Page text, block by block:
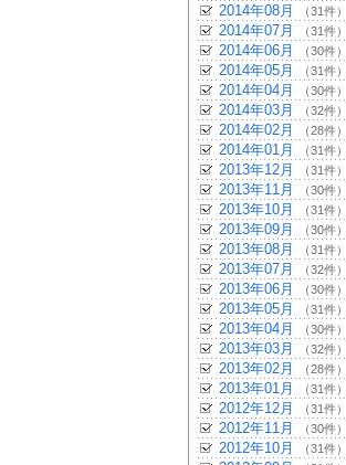
2014年08月 （31件）
2014年07月 （31件）
2014年06月 （30件）
2014年05月 （31件）
2014年04月 （30件）
2014年03月 （32件）
2014年02月 （28件）
2014年01月 （31件）
2013年12月 （31件）
2013年11月 （30件）
2013年10月 （31件）
2013年09月 （30件）
2013年08月 （31件）
2013年07月 （32件）
2013年06月 （30件）
2013年05月 （31件）
2013年04月 （30件）
2013年03月 （32件）
2013年02月 （28件）
2013年01月 （31件）
2012年12月 （31件）
2012年11月 （30件）
2012年10月 （31件）